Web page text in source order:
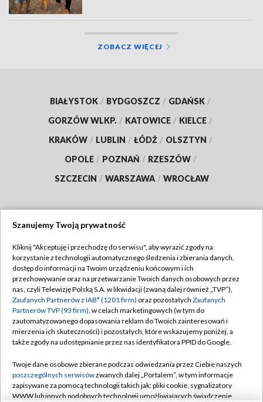
ZOBACZ WIĘCEJ
BIAŁYSTOK / BYDGOSZCZ / GDAŃSK /
GORZÓW WLKP. / KATOWICE / KIELCE /
KRAKÓW / LUBLIN / ŁÓDŹ / OLSZTYN /
OPOLE / POZNAŃ / RZESZÓW /
SZCZECIN / WARSZAWA / WROCŁAW
TVP
Abonament TVP
Emisja w TVP
Centrum informacji TVP
Naziemna Telewizja Cyfrowa
Rada Programowa
System NOS
Regulamin TVP
Polityka prywatności
Moje zgody
Pomoc
Kontakt
Szanujemy Twoją prywatność
Kliknij "Akceptuję i przechodzę do serwisu", aby wyrazić zgody na
korzystanie z technologii automatycznego śledzenia i zbierania danych,
dostęp do informacji na Twoim urządzeniu końcowym i ich
przechowywanie oraz na przetwarzanie Twoich danych osobowych przez
nas, czyli Telewizję Polską S.A. w likwidacji (zwaną dalej również „TVP”),
Zaufanych Partnerów z IAB* (1201 firm) oraz pozostałych Zaufanych
Partnerów TVP (93 firm), w celach marketingowych (w tym do
zautomatyzowanego dopasowania reklam do Twoich zainteresowań i
mierzenia ich skuteczności) i pozostałych, które wskazujemy poniżej, a
także zgody na udostępnianie przez nas identyfikatora PPID do Google.
Twoje dane osobowe zbierane podczas odwiedzania przez Ciebie naszych
poszczególnych serwisówzwanych dalej „Portalem”, w tym informacje
zapisywane za pomocą technologii takich jak: pliki cookie, sygnalizatory
WWW lub innych podobnych technologii umożliwiających świadczenie